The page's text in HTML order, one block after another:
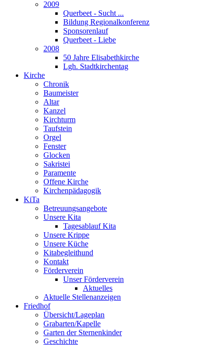
2009
Querbeet - Sucht ...
Bildung Regionalkonferenz
Sponsorenlauf
Querbeet - Liebe
2008
50 Jahre Elisabethkirche
Lgh. Stadtkirchentag
Kirche
Chronik
Baumeister
Altar
Kanzel
Kirchturm
Taufstein
Orgel
Fenster
Glocken
Sakristei
Paramente
Offene Kirche
Kirchenpädagogik
KiTa
Betreuungsangebote
Unsere Kita
Tagesablauf Kita
Unsere Krippe
Unsere Küche
Kitabegleithund
Kontakt
Förderverein
Unser Förderverein
Aktuelles
Aktuelle Stellenanzeigen
Friedhof
Übersicht/Lageplan
Grabarten/Kapelle
Garten der Sternenkinder
Geschichte